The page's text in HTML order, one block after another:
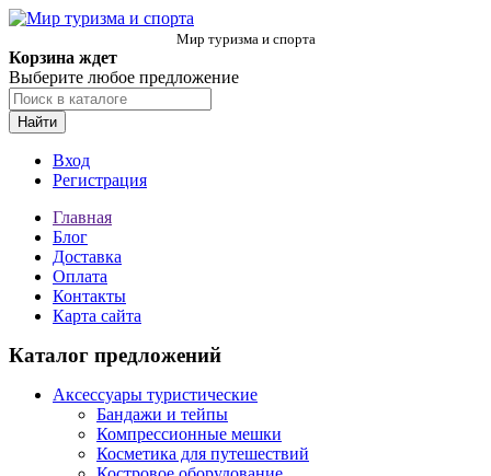
Мир туризма и спорта
Корзина ждет
Выберите любое предложение
Найти
Вход
Регистрация
Главная
Блог
Доставка
Оплата
Контакты
Карта сайта
Каталог предложений
Аксессуары туристические
Бандажи и тейпы
Компрессионные мешки
Косметика для путешествий